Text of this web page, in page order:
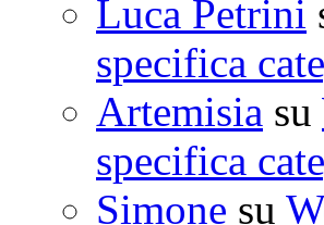
Luca Petrini
specifica
Artemisia su
specifica
Simone su